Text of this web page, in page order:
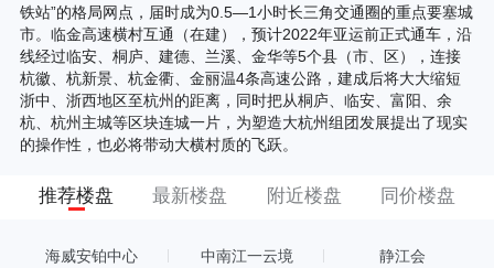
铁站”的格局网点，届时成为0.5—1小时长三角交通圈的重点要塞城
市。临金高速横村互通（在建），预计2022年亚运前正式通车，沿
线经过临安、桐庐、建德、兰溪、金华等5个县（市、区），连接
杭徽、杭新景、杭金衢、金丽温4条高速公路，建成后将大大缩短
浙中、浙西地区至杭州的距离，同时把从桐庐、临安、富阳、余
杭、杭州主城等区块连城一片，为塑造大杭州组团发展提出了现实
的操作性，也必将带动大横村质的飞跃。
推荐楼盘 最新楼盘 附近楼盘 同价楼盘
海威安铂中心 中南江一云境 静江会